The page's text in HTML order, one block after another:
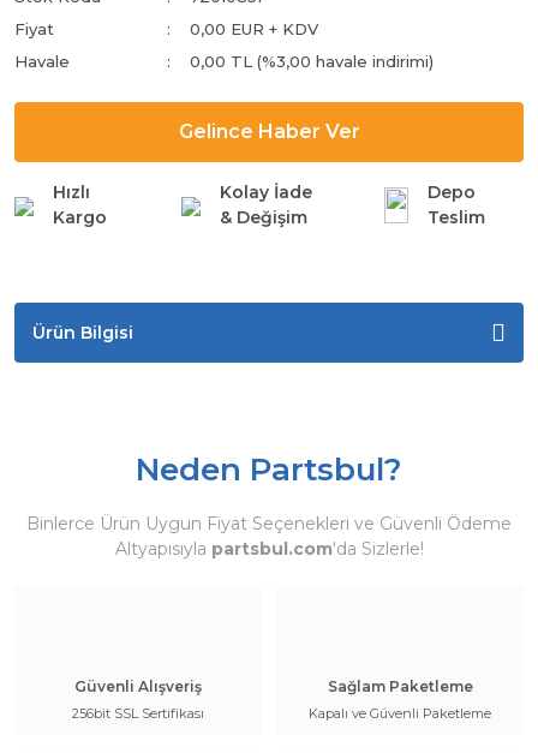
Fiyat
0,00 EUR + KDV
Havale
0,00 TL (%3,00 havale indirimi)
Gelince Haber Ver
Hızlı
Kargo
Kolay İade
& Değişim
Depo
Teslim
Ürün Bilgisi
Neden Partsbul?
Binlerce Ürün Uygun Fiyat Seçenekleri ve Güvenli Ödeme
Altyapısıyla partsbul.com'da Sizlerle!
Güvenli Alışveriş
256bit SSL Sertifikası
Sağlam Paketleme
Kapalı ve Güvenli Paketleme